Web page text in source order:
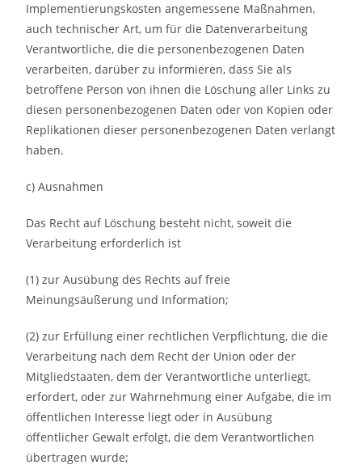
Implementierungskosten angemessene Maßnahmen,
auch technischer Art, um für die Datenverarbeitung
Verantwortliche, die die personenbezogenen Daten
verarbeiten, darüber zu informieren, dass Sie als
betroffene Person von ihnen die Löschung aller Links zu
diesen personenbezogenen Daten oder von Kopien oder
Replikationen dieser personenbezogenen Daten verlangt
haben.
c) Ausnahmen
Das Recht auf Löschung besteht nicht, soweit die
Verarbeitung erforderlich ist
(1) zur Ausübung des Rechts auf freie
Meinungsäußerung und Information;
(2) zur Erfüllung einer rechtlichen Verpflichtung, die die
Verarbeitung nach dem Recht der Union oder der
Mitgliedstaaten, dem der Verantwortliche unterliegt,
erfordert, oder zur Wahrnehmung einer Aufgabe, die im
öffentlichen Interesse liegt oder in Ausübung
öffentlicher Gewalt erfolgt, die dem Verantwortlichen
übertragen wurde;